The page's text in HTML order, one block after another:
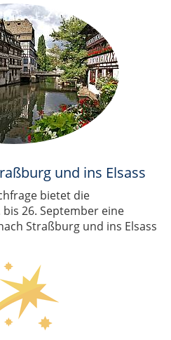
und ins Elsass
bietet die
26. September eine
Straßburg und ins Elsass